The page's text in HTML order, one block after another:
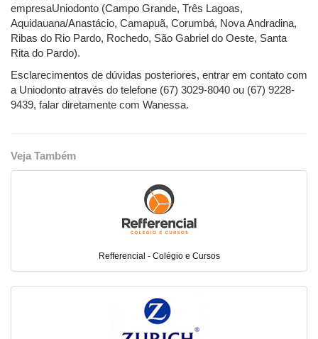
empresaUniodonto (Campo Grande, Três Lagoas,
Aquidauana/Anastácio, Camapuã, Corumbá, Nova Andradina,
Ribas do Rio Pardo, Rochedo, São Gabriel do Oeste, Santa
Rita do Pardo).
Esclarecimentos de dúvidas posteriores, entrar em contato com
a Uniodonto através do telefone (67) 3029-8040 ou (67) 9228-
9439, falar diretamente com Wanessa.
Veja Também
Refferencial - Colégio e Cursos